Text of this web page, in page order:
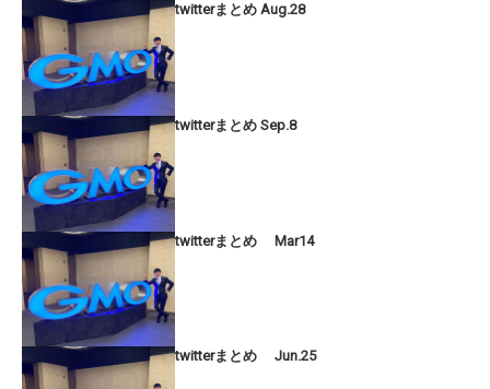
twitterまとめ Aug.28
twitterまとめ Sep.8
twitterまとめ Mar14
twitterまとめ Jun.25